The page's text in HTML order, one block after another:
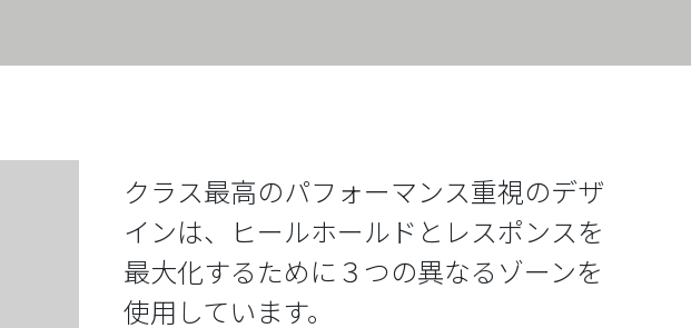
クラス最高のパフォーマンス重視のデザ
インは、ヒールホールドとレスポンスを
最大化するために３つの異なるゾーンを
使用しています。